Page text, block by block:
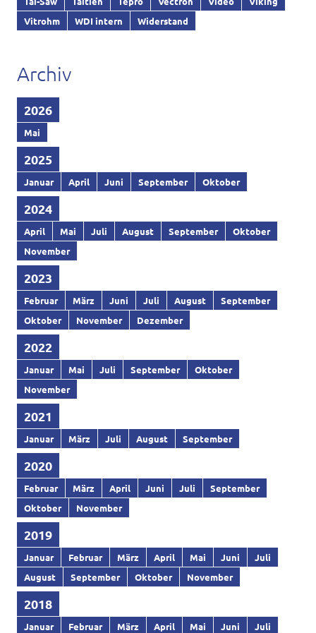
Vitrohm
WDI intern Widerstand
Archiv
2026
Mai
2025
Januar April Juni September Oktober
2024
April Mai Juli August September
Oktober
November
2023
Februar März Juni Juli August
September
Oktober
November Dezember
2022
Januar Mai Juli September
Oktober
November
2021
Januar März Juli August September
2020
Februar März April Juni Juli
September
Oktober
November
2019
Januar Februar März April Mai Juni
Juli
August
September Oktober November
2018
Januar Februar März April Mai Juni
Juli